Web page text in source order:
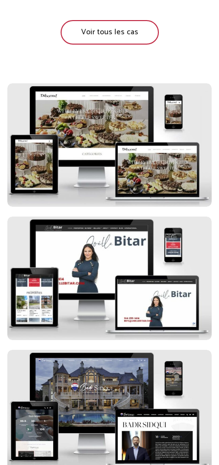
Voir tous les cas
Daboom Desserts
Joëlle Bitar
Badr Sidqui